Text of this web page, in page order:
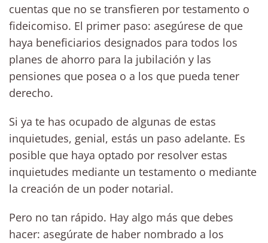
cuentas que no se transfieren por testamento o
fideicomiso. El primer paso: asegúrese de que
haya beneficiarios designados para todos los
planes de ahorro para la jubilación y las
pensiones que posea o a los que pueda tener
derecho.
Si ya te has ocupado de algunas de estas
inquietudes, genial, estás un paso adelante. Es
posible que haya optado por resolver estas
inquietudes mediante un testamento o mediante
la creación de un poder notarial.
Pero no tan rápido. Hay algo más que debes
hacer: asegúrate de haber nombrado a los